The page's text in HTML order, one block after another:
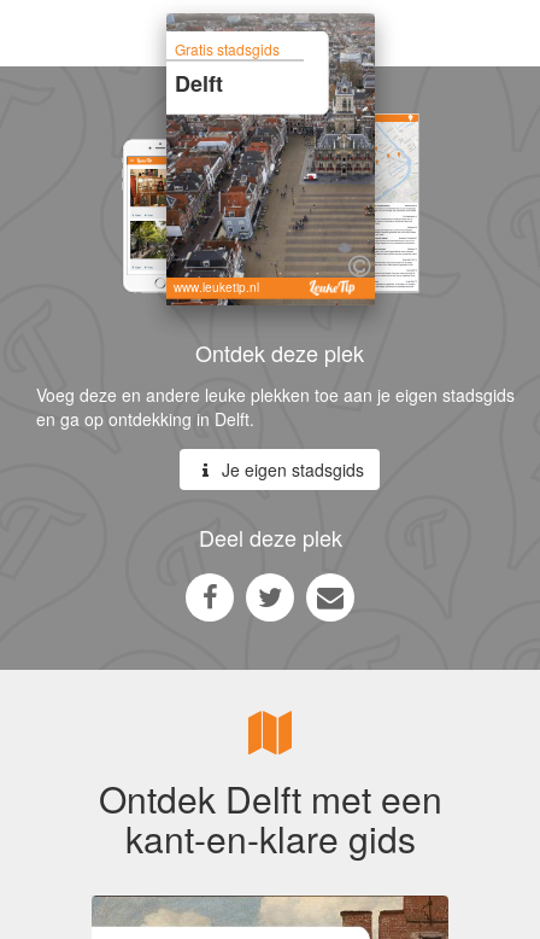
Gratis stadsgids
Delft
www.leuketip.nl
Ontdek deze plek
Voeg deze en andere leuke plekken toe aan je eigen stadsgids
en ga op ontdekking in Delft.
Je eigen stadsgids
Deel deze plek
Ontdek Delft met een
kant-en-klare gids